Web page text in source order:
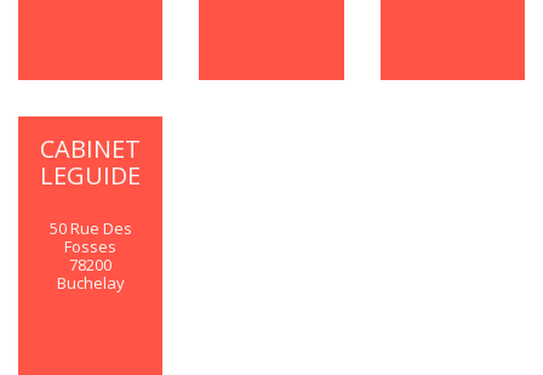
CABINET
LEGUIDE
50 Rue Des
Fosses
78200
Buchelay